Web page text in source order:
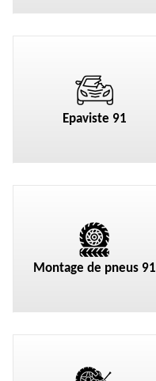
Epaviste 91
Montage de pneus 91